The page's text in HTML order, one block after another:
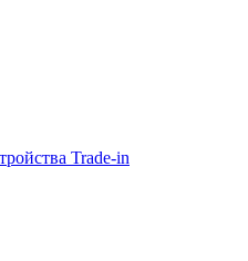
Trade-in